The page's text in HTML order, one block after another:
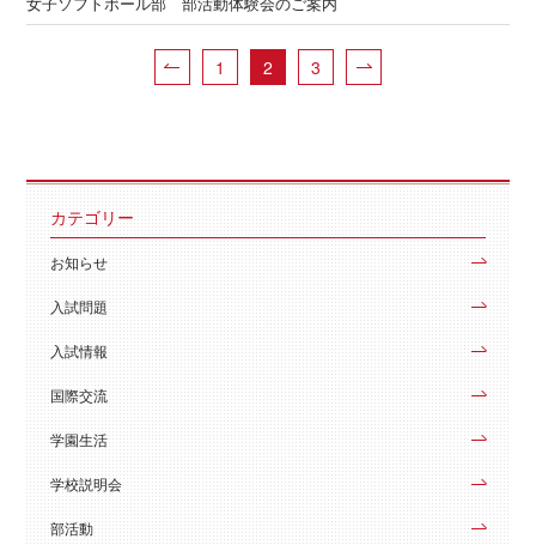
1 2 3
カテゴリー
お知らせ
入試問題
入試情報
国際交流
学園生活
学校説明会
部活動